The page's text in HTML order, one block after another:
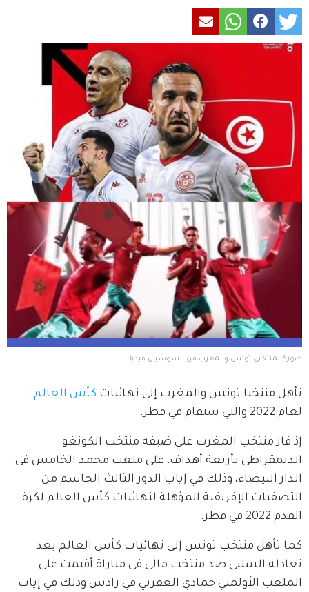
صورة لمنتخبي تونس والمغرب من السوشيال ميديا
تأهل منتخبا تونس والمغرب إلى نهائيات كأس العالم
لعام 2022 والتي ستقام في قطر.
إذ فاز منتخب المغرب على ضيفه منتخب الكونغو
الديمقراطي بأربعة أهداف، على ملعب محمد الخامس في
الدار البيضاء، وذلك في إياب الدور الثالث الحاسم من
التصفيات الإفريقية المؤهلة لنهائيات كأس العالم لكرة
القدم 2022 في قطر.
كما تأهل منتخب تونس إلى نهائيات كأس العالم بعد
تعادله السلبي ضد منتخب مالي في مباراة أقيمت على
الملعب الأولمبي حمادي العقربي في رادس وذلك في إياب